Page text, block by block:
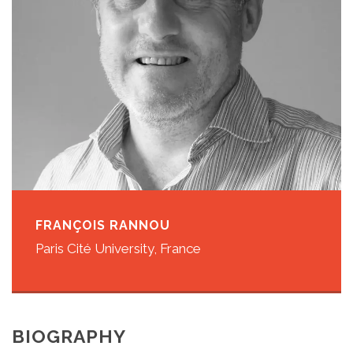
FRANÇOIS RANNOU
Paris Cité University, France
BIOGRAPHY